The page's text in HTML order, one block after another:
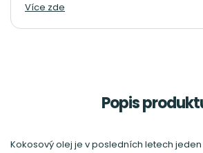
Více zde
Popis
Kokosový olej je v posledních letech